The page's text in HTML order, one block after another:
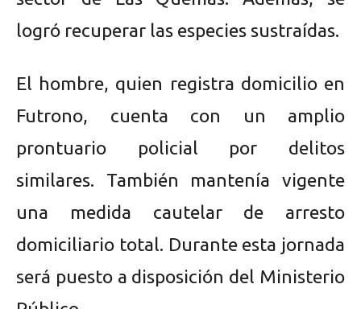
logró recuperar las especies sustraídas.
El hombre, quien registra domicilio en
Futrono, cuenta con un amplio
prontuario policial por delitos
similares. También mantenía vigente
una medida cautelar de arresto
domiciliario total. Durante esta jornada
será puesto a disposición del Ministerio